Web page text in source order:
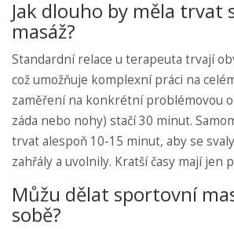
Jak dlouho by měla trvat
masáž?
Standardní relace u terapeuta trvají
což umožňuje komplexní práci na
zaměření na konkrétní problémovou
záda nebo nohy) stačí 30 minut.
trvat alespoň 10-15 minut, aby se
zahřály a uvolnily. Kratší časy mají jen
Můžu dělat sportovní
sobě?